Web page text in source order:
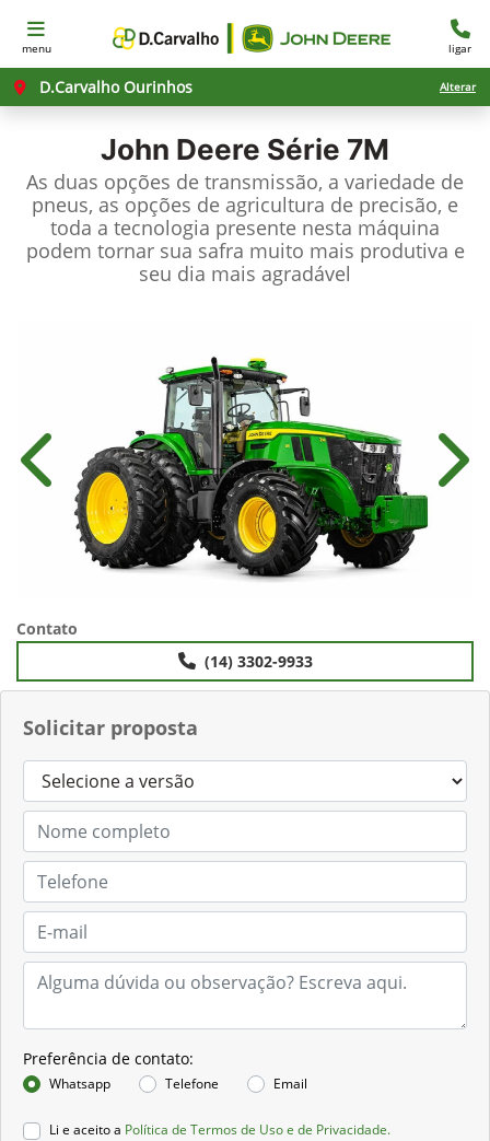
menu ligar
D.Carvalho Ourinhos Alterar
John Deere Série 7M
As duas opções de transmissão, a variedade de
pneus, as opções de agricultura de precisão, e
toda a tecnologia presente nesta máquina
podem tornar sua safra muito mais produtiva e
seu dia mais agradável
Solicitar proposta
Preferência de contato:
Whatsapp Telefone Email
Li e aceito a Política de Termos de Uso e de Privacidade.
Anterior
Contato
(14) 3302-9933